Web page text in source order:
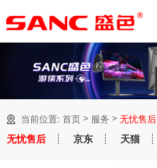
当前位置: 首页 > 服务 >无忧售后
无忧售后
京东 天猫